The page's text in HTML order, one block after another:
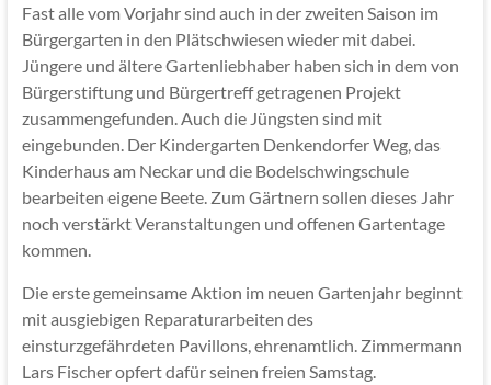
Fast alle vom Vorjahr sind auch in der zweiten Saison im
Bürgergarten in den Plätschwiesen wieder mit dabei.
Jüngere und ältere Gartenliebhaber haben sich in dem von
Bürgerstiftung und Bürgertreff getragenen Projekt
zusammengefunden. Auch die Jüngsten sind mit
eingebunden. Der Kindergarten Denkendorfer Weg, das
Kinderhaus am Neckar und die Bodelschwingschule
bearbeiten eigene Beete. Zum Gärtnern sollen dieses Jahr
noch verstärkt Veranstaltungen und offenen Gartentage
kommen.
Die erste gemeinsame Aktion im neuen Gartenjahr beginnt
mit ausgiebigen Reparaturarbeiten des
einsturzgefährdeten Pavillons, ehrenamtlich. Zimmermann
Lars Fischer opfert dafür seinen freien Samstag.